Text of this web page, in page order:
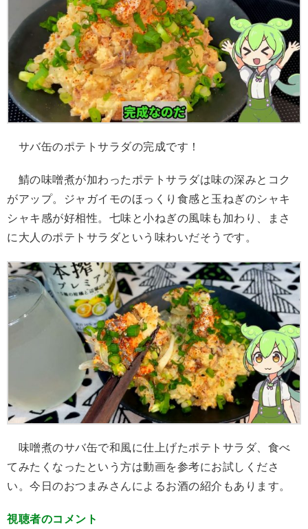
サバ缶のポテトサラダの完成です！
鯖の味噌煮が加わったポテトサラダは味の深みとコク
がアップ。ジャガイモのほっくり食感と玉ねぎのシャキ
シャキ感が好相性。七味と小ねぎの風味も加わり、まさ
に大人のポテトサラダという味わいだそうです。
味噌煮のサバ缶で和風に仕上げたポテトサラダ、食べ
てみたくなったという方は動画を参考にお試しくださ
い。今日のおつまみさんによるお酒の紹介もあります。
視聴者のコメント